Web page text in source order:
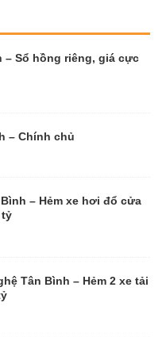
– Sổ hồng riêng, giá cực
– Chính chủ
– Hẻm xe hơi đổ cửa
tỷ
Tân Bình – Hẻm 2 xe tải